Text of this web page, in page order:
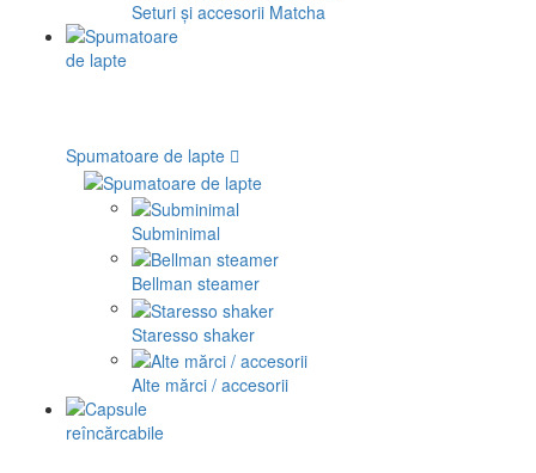
Seturi și accesorii Matcha
Spumatoare de lapte
Subminimal
Bellman steamer
Staresso shaker
Alte mărci / accesorii